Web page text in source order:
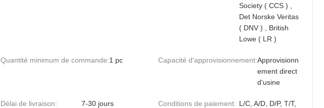
Society ( CCS ) ,
Det Norske Veritas
( DNV ) , British
Lowe ( LR )
Quantité minimum de commande:1 pc Capacité d'approvisionnement:Approvisionn
ement direct
d'usine
Délai de livraison:
7-30 jours
Conditions de paiement: L/C, A/D, D/P, T/T,